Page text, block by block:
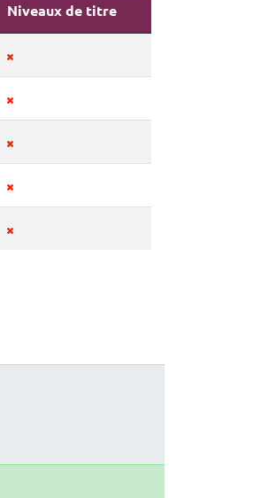
Niveaux de titre